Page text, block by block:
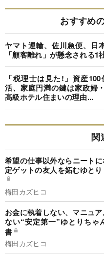
おすすめ
ヤマト運輸、佐川急便、日
「顧客離れ」が懸念される1
「税理士は見た!」資産
活、家庭円満の鍵は家政婦
高級ホテル住まいの理由...
関
希望の仕事以外ならニート
定ゲットの友人を妬むゆと
梅田カズヒコ
お金に執着しない、マニュ
ない“安定第一”ゆとりちゃ
書
梅田カズヒコ